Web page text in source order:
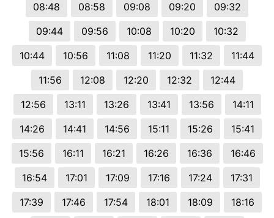
08:48
08:58 09:08 09:20
09:32
09:44
09:56 10:08 10:20
10:32
10:44
10:56 11:08 11:20 11:32
11:44
11:56
12:08 12:20 12:32
12:44
12:56
13:11 13:26 13:41 13:56
14:11
14:26
14:41 14:56 15:11 15:26
15:41
15:56
16:11 16:21 16:26 16:36
16:46
16:54
17:01 17:09 17:16 17:24
17:31
17:39
17:46 17:54 18:01 18:09
18:16